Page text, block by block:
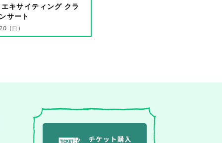
キサイティング クラ
サート
(日)
15:30開場